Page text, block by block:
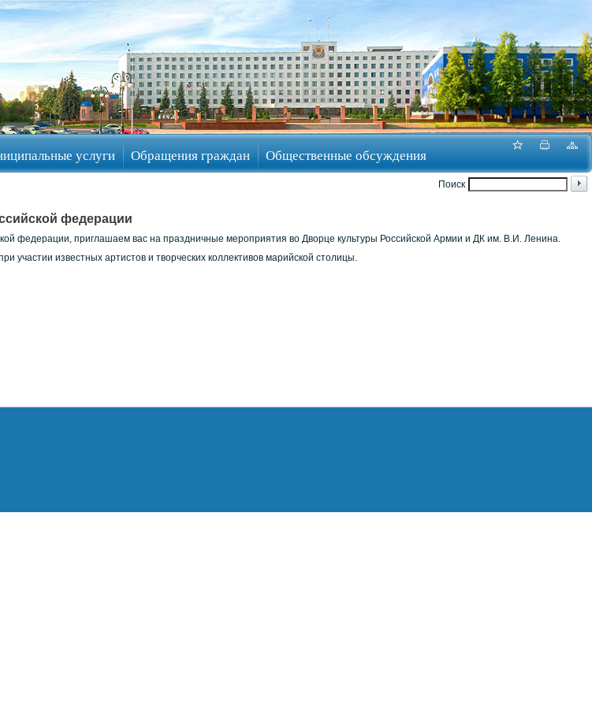
услуги Обращения граждан Общественные обсуждения
Поиск
федерации
федерации, приглашаем вас на праздничные мероприятия во Дворце культуры Российской Армии и ДК им. В.И. Ленина.
известных артистов и творческих коллективов марийской столицы.